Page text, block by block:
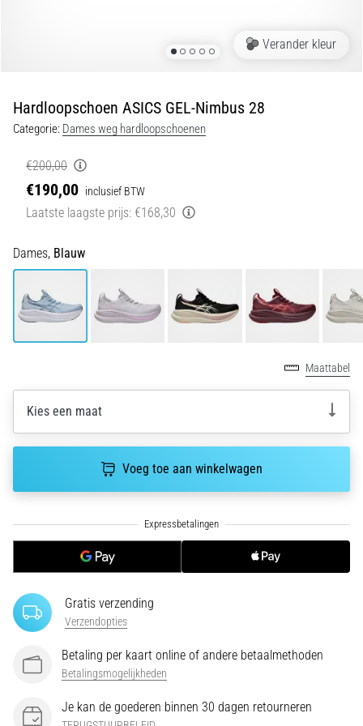
zijn
ze
en
hoe
ze
In
praktijk
test
wendbaarheid
je
correct
uit,
6. 8. 2026
•
7 min. lezen
Hardlopersknie:
Behandeling
Verander kleur
Hardloopschoen ASICS GEL-Nimbus 28
Categorie: Dames weg hardloopschoenen
€200,00
€190,00 inclusief BTW
Laatste laagste prijs: €168,30
Dames, Blauw
Maattabel
Kies een maat
Voeg toe aan winkelwagen
Gratis verzending
Verzendopties
Betaling per kaart online of andere betaalmethoden
Betalingsmogelijkheden
Je kan de goederen binnen 30 dagen retourneren